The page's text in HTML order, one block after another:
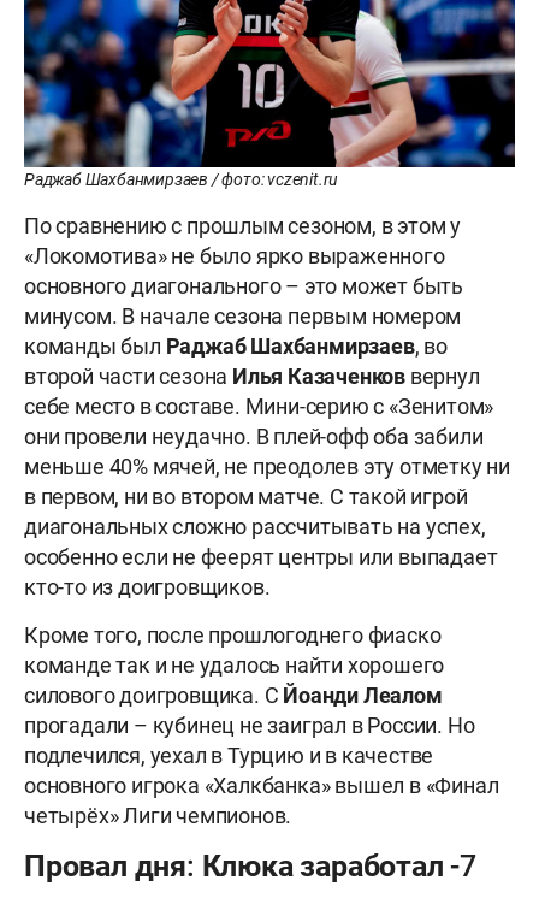
Раджаб Шахбанмирзаев / фото: vczenit.ru
По сравнению с прошлым сезоном, в этом у
«Локомотива» не было ярко выраженного
основного диагонального – это может быть
минусом. В начале сезона первым номером
команды был Раджаб Шахбанмирзаев, во
второй части сезона Илья Казаченков вернул
себе место в составе. Мини-серию с «Зенитом»
они провели неудачно. В плей-офф оба забили
меньше 40% мячей, не преодолев эту отметку ни
в первом, ни во втором матче. С такой игрой
диагональных сложно рассчитывать на успех,
особенно если не феерят центры или выпадает
кто-то из доигровщиков.
Кроме того, после прошлогоднего фиаско
команде так и не удалось найти хорошего
силового доигровщика. С Йоанди Леалом
прогадали – кубинец не заиграл в России. Но
подлечился, уехал в Турцию и в качестве
основного игрока «Халкбанка» вышел в «Финал
четырёх» Лиги чемпионов.
Провал дня: Клюка заработал -7